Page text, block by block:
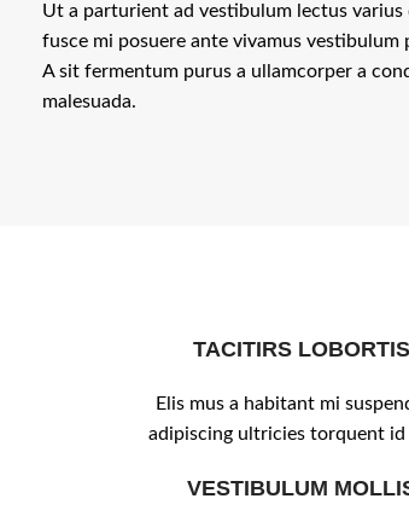
Ut a parturient ad vestibulum lectus varius
fusce mi posuere ante vivamus vestibulum
A sit fermentum purus a ullamcorper a
malesuada.
TACITIRS LOBORTIS
Elis mus a habitant mi
adipiscing ultricies torquent id
VESTIBULUM